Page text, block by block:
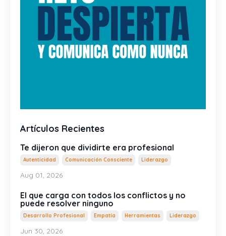
Artículos Recientes
Te dijeron que dividirte era profesional
Autenticidad Comunicación Consciente Liderazgo
Aug 01, 2026
El que carga con todos los conflictos y no
puede resolver ninguno
Desarrollo Profesional Empatía Herramientas Liderazgo
Jun 30, 2026